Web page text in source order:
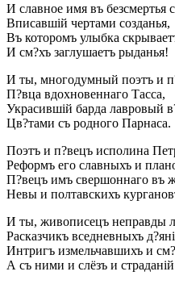
И славное имя въ безсмертья
Вписавшій чертами созданья,
Въ которомъ улыбка
И см?хъ заглушаетъ рыданья!
И ты, многодумный поэтъ и
П?вца вдохновеннаго Тасса,
Украсившій барда лавровый
Цв?тами съ родного Парнаса.
Поэтъ и п?вецъ исполина
Реформъ его славныхъ и
П?вецъ имъ свершоннаго въ
Невы и полтавскихъ
И ты, живописецъ неправды
Расказчикъ вседневныхъ
Интригъ измельчавшихъ и
А съ ними и слёзъ и